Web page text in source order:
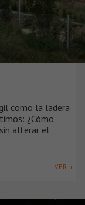
como la ladera
¿Cómo
alterar el
VER +